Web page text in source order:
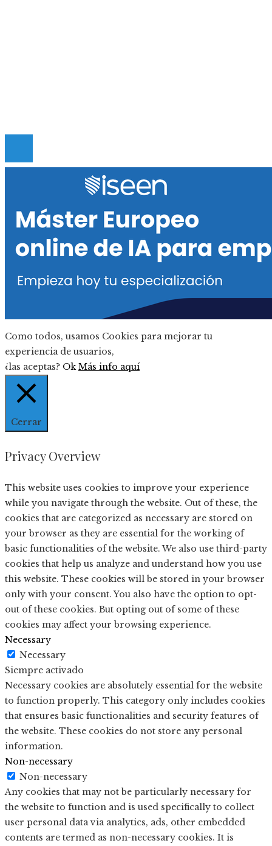
Como todos, usamos Cookies para mejorar tu
experiencia de usuarios,
¿las aceptas? Ok Más info aquí
Cerrar
Privacy Overview
This website uses cookies to improve your experience
while you navigate through the website. Out of these, the
cookies that are categorized as necessary are stored on
your browser as they are essential for the working of
basic functionalities of the website. We also use third-party
cookies that help us analyze and understand how you use
this website. These cookies will be stored in your browser
only with your consent. You also have the option to opt-
out of these cookies. But opting out of some of these
cookies may affect your browsing experience.
Necessary
Necessary
Siempre activado
Necessary cookies are absolutely essential for the website
to function properly. This category only includes cookies
that ensures basic functionalities and security features of
the website. These cookies do not store any personal
information.
Non-necessary
Non-necessary
Any cookies that may not be particularly necessary for
the website to function and is used specifically to collect
user personal data via analytics, ads, other embedded
contents are termed as non-necessary cookies. It is